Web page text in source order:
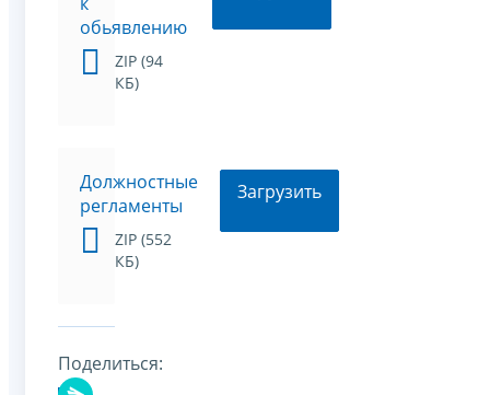
обьявлению
ZIP (94
КБ)
Должностные
регламенты
ZIP (552
КБ)
Загрузить
Поделиться: